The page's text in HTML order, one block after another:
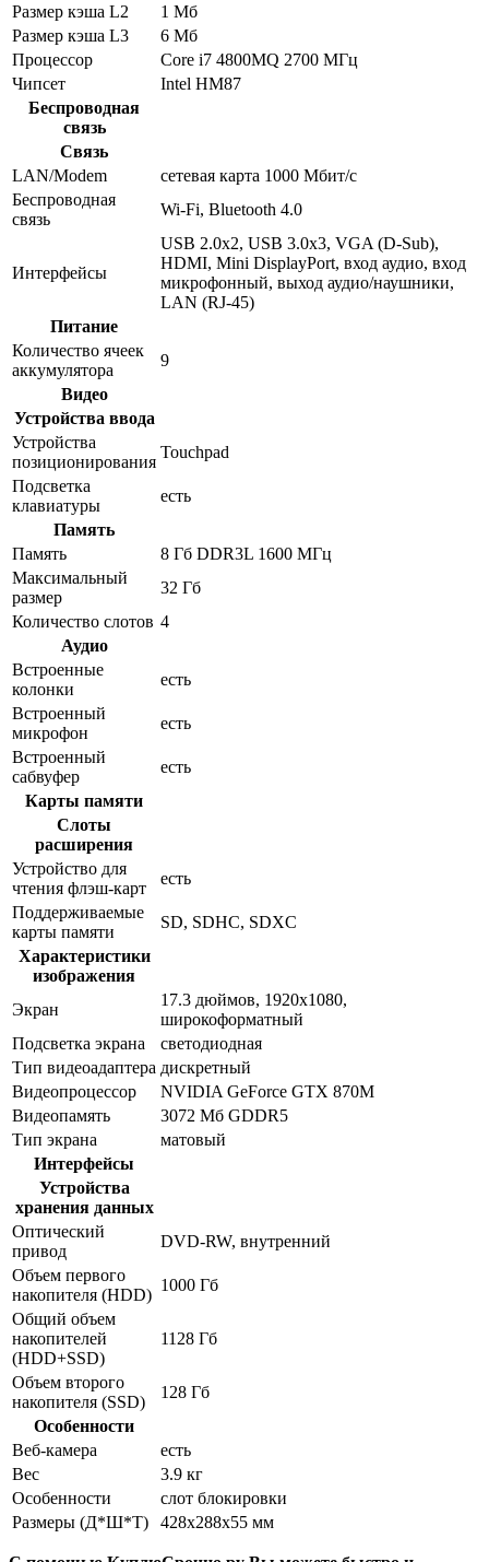
Размер кэша L2
1 Мб
Размер кэша L3
6 Мб
Процессор
Core i7 4800MQ 2700 МГц
Чипсет
Intel HM87
Беспроводная
связь
Связь
LAN/Modem
сетевая карта 1000 Мбит/c
Беспроводная
связь
Wi-Fi, Bluetooth 4.0
Интерфейсы
USB 2.0x2, USB 3.0x3, VGA (D-Sub),
HDMI, Mini DisplayPort, вход аудио, вход
микрофонный, выход аудио/наушники,
LAN (RJ-45)
Питание
Количество ячеек
аккумулятора
9
Видео
Устройства ввода
Устройства
позиционирования
Touchpad
Подсветка
клавиатуры
есть
Память
Память
8 Гб DDR3L 1600 МГц
Максимальный
размер
32 Гб
Количество слотов 4
Аудио
Встроенные
колонки
есть
Встроенный
микрофон
есть
Встроенный
сабвуфер
есть
Карты памяти
Слоты
расширения
Устройство для
чтения флэш-карт
есть
Поддерживаемые
карты памяти
SD, SDHC, SDXC
Характеристики
изображения
Экран
17.3 дюймов, 1920x1080,
широкоформатный
Подсветка экрана
светодиодная
Тип видеоадаптера дискретный
Видеопроцессор
NVIDIA GeForce GTX 870M
Видеопамять
3072 Мб GDDR5
Тип экрана
матовый
Интерфейсы
Устройства
хранения данных
Оптический
привод
DVD-RW, внутренний
Объем первого
накопителя (HDD)
1000 Гб
Общий объем
накопителей
(HDD+SSD)
1128 Гб
Объем второго
накопителя (SSD)
128 Гб
Особенности
Веб-камера
есть
Вес
3.9 кг
Особенности
слот блокировки
Размеры (Д*Ш*Т)
428x288x55 мм